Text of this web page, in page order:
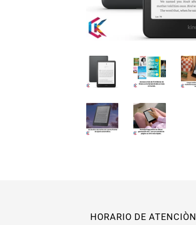
HORARIO DE ATENCIÒN